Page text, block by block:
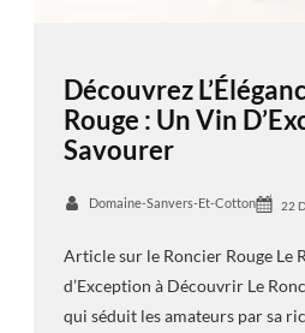
Découvrez
Rouge : Un Vin
Savourer
Domaine-Sanvers-Et-Cotton 22
Article sur le Roncier Rouge Le
d’Exception à Découvrir Le
qui séduit les amateurs par sa